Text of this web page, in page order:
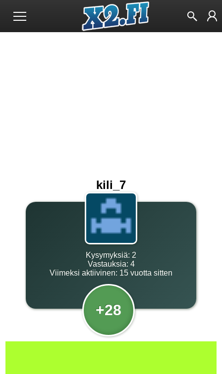
kili_7
Kysymyksiä: 2
Vastauksia: 4
Viimeksi aktiivinen: 15 vuotta sitten
+28